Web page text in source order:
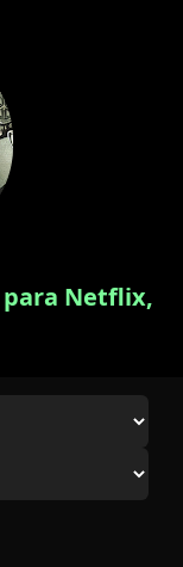
para Netflix,